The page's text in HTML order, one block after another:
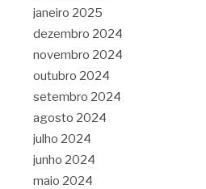
janeiro 2025
dezembro 2024
novembro 2024
outubro 2024
setembro 2024
agosto 2024
julho 2024
junho 2024
maio 2024